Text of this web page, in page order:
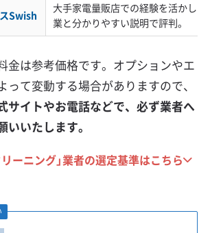
Swish
大手家電量販店での経験を活かし
業と分かりやすい説明で評判。
金は参考価格です。オプションやエ
って変動する場合がありますので、
サイトやお電話などで、必ず業者へ
いたします。
リーニング」業者の選定基準はこちら